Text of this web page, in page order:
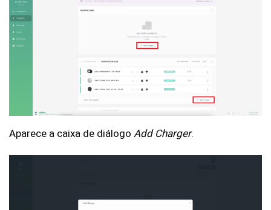
Aparece a caixa de diálogo Add Charger.